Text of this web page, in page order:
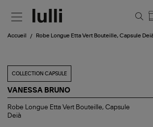
Accueil Robe Longue Etta Vert Bouteille, Capsule
COLLECTION CAPSULE
VANESSA BRUNO
Robe
Longue
Robe Longue Etta Vert Bouteille, Capsule
Deià